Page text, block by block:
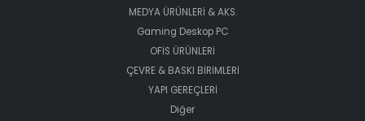
MEDYA ÜRÜNLERİ & AKS.
Gaming Deskop PC
OFİS ÜRÜNLERİ
ÇEVRE & BASKI BİRİMLERİ
YAPI GEREÇLERİ
Diğer